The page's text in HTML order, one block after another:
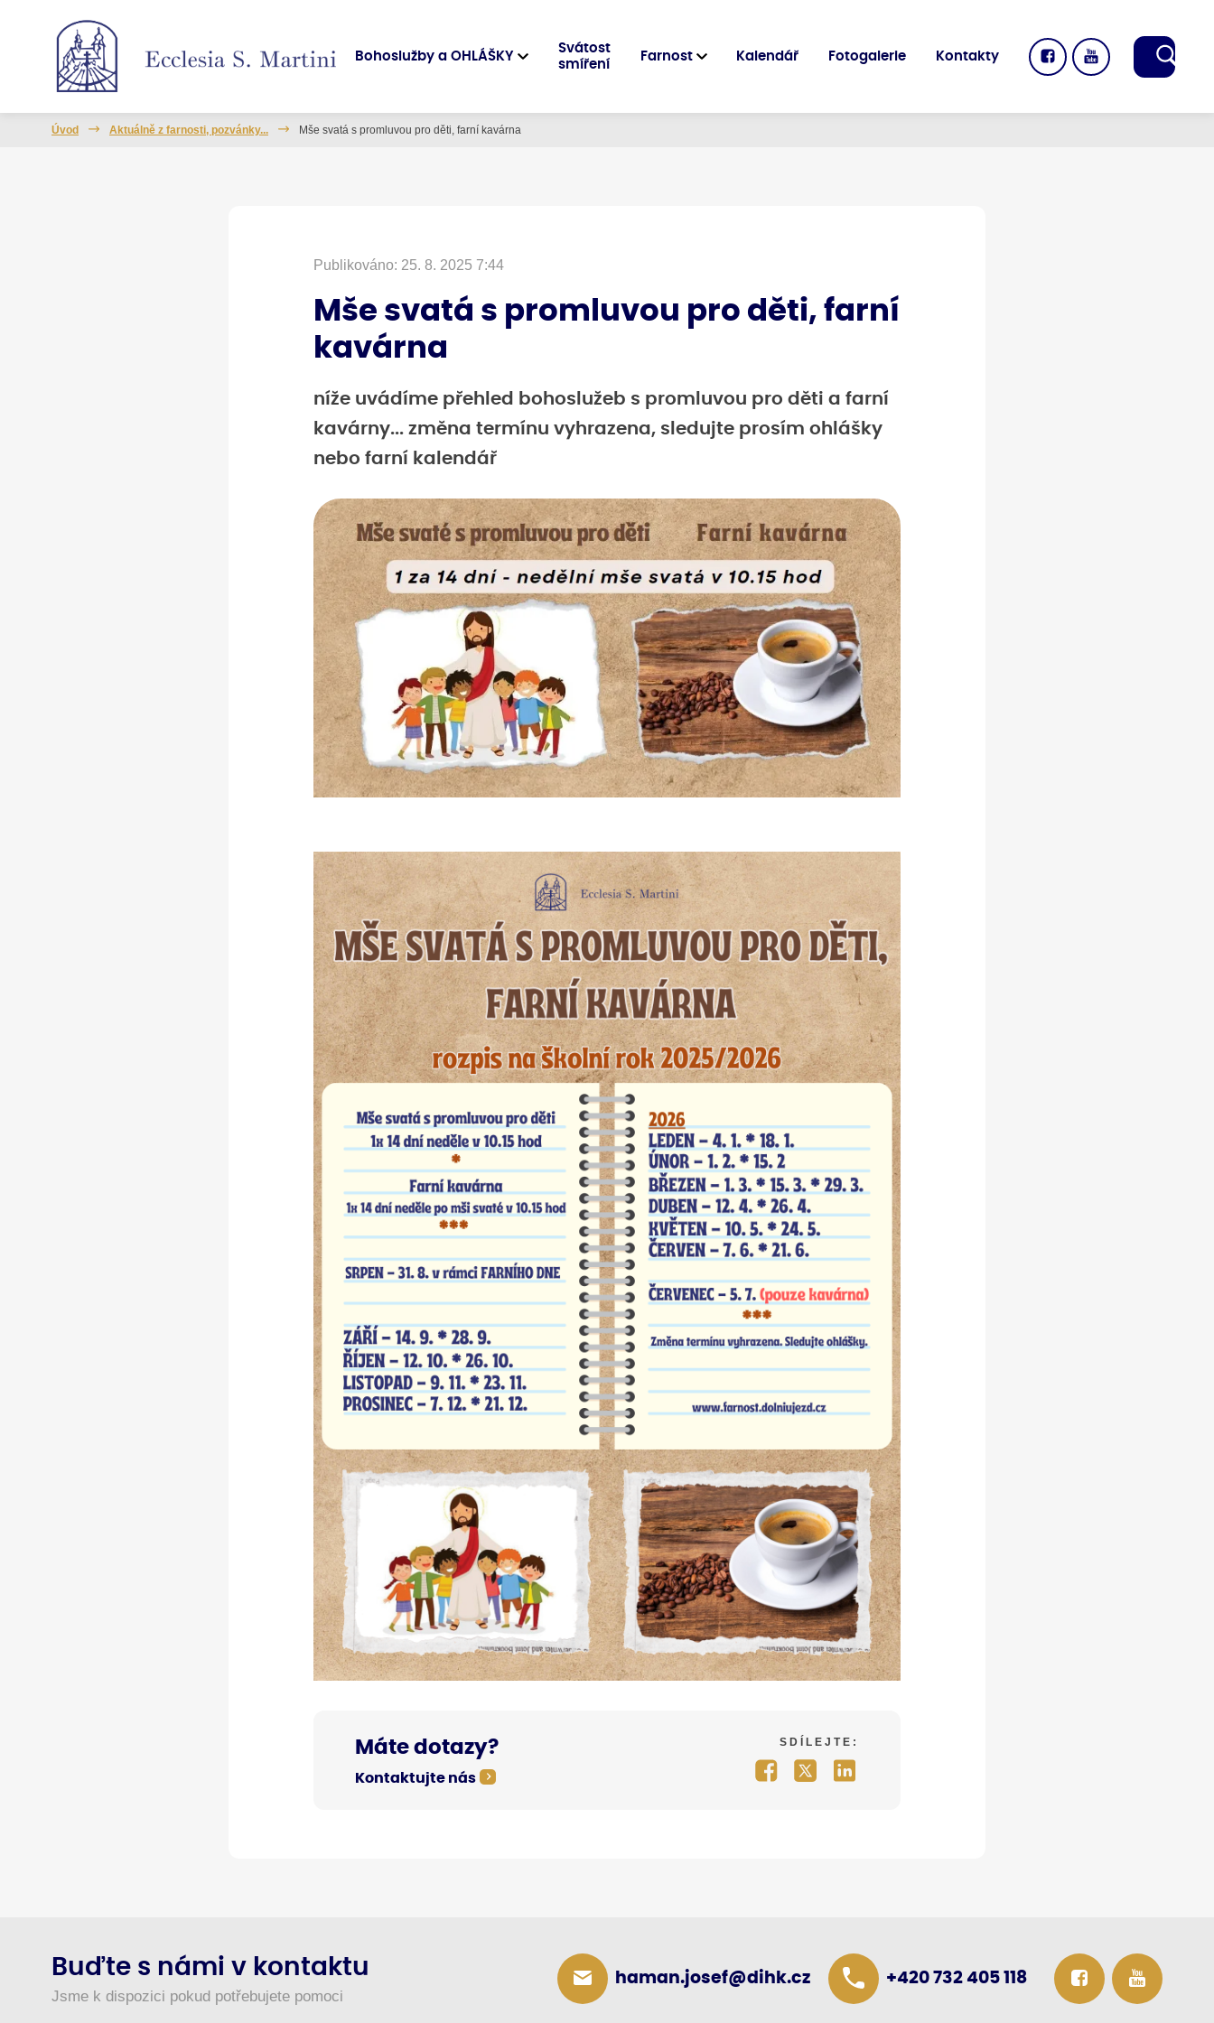
Bohoslužby a OHLÁŠKY
Svátost
smíření
Farnost Kalendář Fotogalerie Kontakty
Úvod Aktuálně z farnosti, pozvánky... Mše svatá s promluvou pro děti, farní kavárna
Publikováno: 25. 8. 2025 7:44
Mše svatá s promluvou pro děti, farní
kavárna
níže uvádíme přehled bohoslužeb s promluvou pro děti a farní
kavárny... změna termínu vyhrazena, sledujte prosím ohlášky
nebo farní kalendář
Máte dotazy?
Kontaktujte nás
SDÍLEJTE:
Buďte s námi v kontaktu
Jsme k dispozici pokud potřebujete pomoci
haman.josef@dihk.cz +420 732 405 118